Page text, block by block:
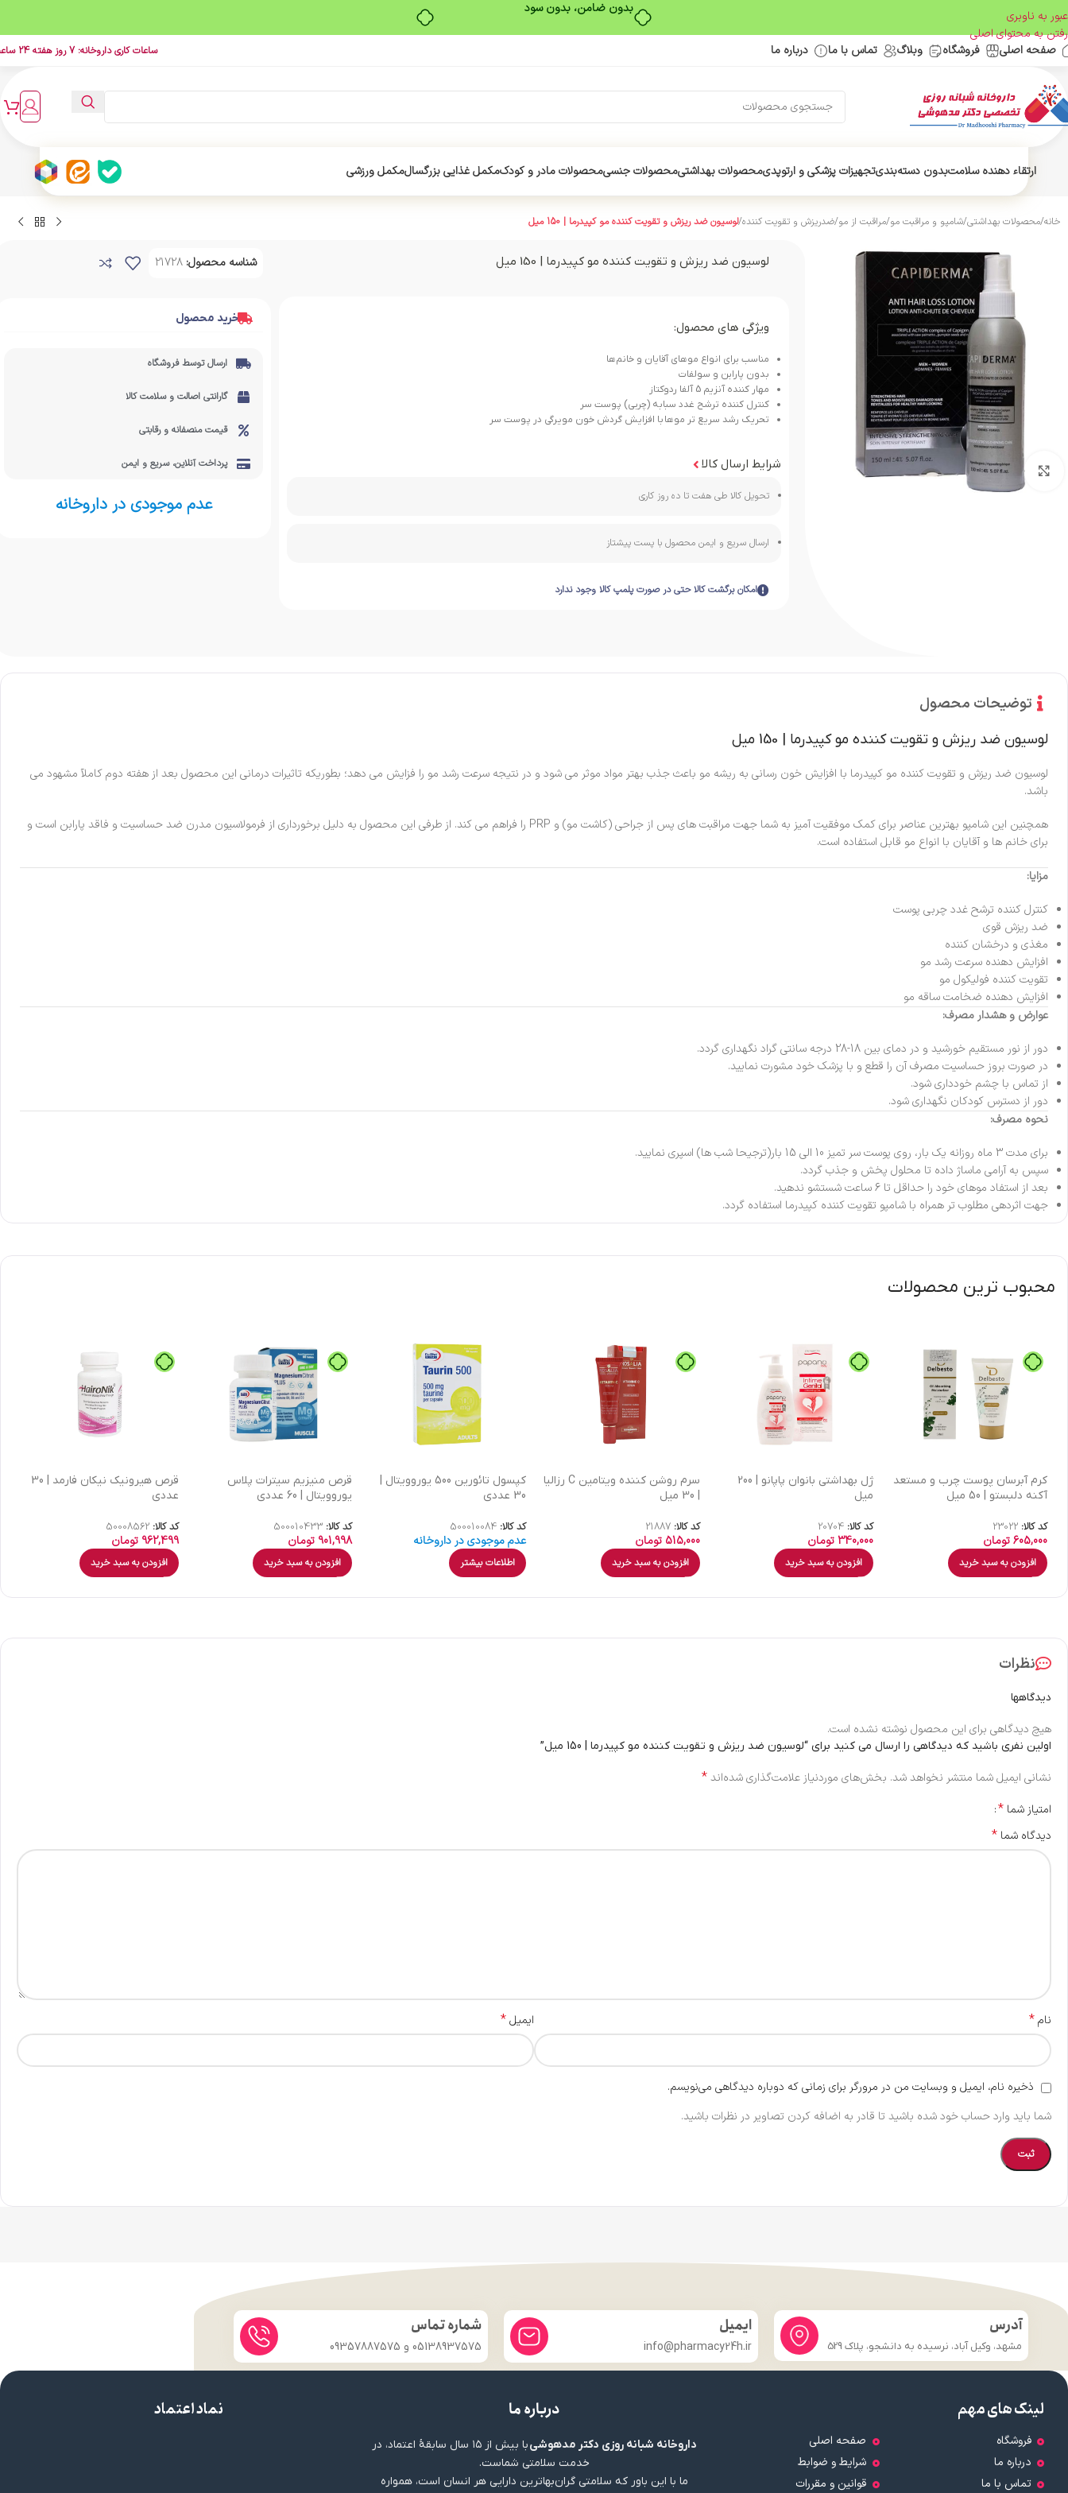
بدون ضامن، بدون سود
عبور به ناوبری
رفتن به محتوای اصلی
صفحه اصلی
فروشگاه وبلاگ تماس با ما درباره ما ساعات کاری داروخانه: 7 روز هفته 24 ساعت
ارتقاء دهنده سلامتبدون دسته‌بندیتجهیزات پزشکی و ارتوپدیمحصولات بهداشتیمحصولات جنسیمحصولات مادر و کودکمکمل غذایی بزرگسالمکمل ورزشی
خانه/محصولات بهداشتی/شامپو و مراقبت مو/مراقبت از مو/ضدریزش و تقویت کننده/لوسیون ضد ریزش و تقویت کننده مو کپیدرما | 150 میل
بزرگنمایی تصویر
لوسیون ضد ریزش و تقویت کننده مو کپیدرما | 150 میل
ویژگی های محصول:
مناسب برای انواع موهای آقایان و خانم‌ها
بدون پارابن و سولفات
مهار کننده آنزیم 5 آلفا ردوکتاز
کنترل کننده ترشح غدد سبابه (چربی) پوست سر
تحریک رشد سریع تر موها با افزایش گردش خون مویرگی در پوست سر
شرایط ارسال کالا
تحویل کالا طی هفت تا ده روز کاری
ارسال سریع و ایمن محصول با پست پیشتاز
امکان برگشت کالا حتی در صورت پلمپ کالا وجود ندارد
شناسه محصول: 21728
خرید محصول
ارسال توسط فروشگاه
گارانتی اصالت و سلامت کالا
قیمت منصفانه و رقابتی
پرداخت آنلاین، سریع و ایمن
عدم موجودی در داروخانه
توضیحات محصول
لوسیون ضد ریزش و تقویت کننده مو کپیدرما | 150 میل
لوسیون ضد ریزش و تقویت کننده مو کپیدرما با افزایش خون رسانی به ریشه مو باعث جذب بهتر مواد موثر می شود و در نتیجه سرعت رشد مو را فزایش می دهد؛ بطوریکه تاثیرات درمانی این محصول بعد از هفته دوم کاملآ مشهود می
باشد.
همچنین این شامپو بهترین عناصر برای کمک موفقیت آمیز به شما جهت مراقبت های پس از جراحی (کاشت مو) و PRP را فراهم می کند. از طرفی این محصول به دلیل برخورداری از فرمولاسیون مدرن ضد حساسیت و فاقد پارابن است و
برای خانم ها و آقایان با انواع مو قابل استفاده است.
مزایا:
کنترل کننده ترشح غدد چربی پوست
ضد ریزش قوی
مغذی و درخشان کننده
افزایش دهنده سرعت رشد مو
تقویت کننده فولیکول مو
افزایش دهنده ضخامت ساقه مو
عوارض و هشدار مصرف:
دور از نور مستقیم خورشید و در دمای بین 18-28 درجه سانتی گراد نگهداری گردد.
در صورت بروز حساسیت مصرف آن را قطع و با پزشک خود مشورت نمایید.
از تماس با چشم خودداری شود.
دور از دسترس کودکان نگهداری شود.
نحوه مصرف:
برای مدت 3 ماه روزانه یک بار، روی پوست سر تمیز 10 الی 15 بار(ترجیحا شب ها) اسپری نمایید.
سپس به آرامی ماساژ داده تا محلول پخش و جذب گردد.
بعد از استفاد موهای خود را حداقل تا 6 ساعت شستشو ندهید.
جهت اثردهی مطلوب تر همراه با شامپو تقویت کننده کپیدرما استفاده گردد.
محبوب ترین محصولات
كرم آبرسان پوست چرب و مستعد
آکنه دلبستو | 50 میل
کد کالا: 23022
605,000تومان
افزودن به سبد خرید
ژل بهداشتی بانوان پاپانو | 200
میل
کد کالا: 20704
340,000 تومان
افزودن به سبد خرید
سرم روشن کننده ویتامین C رزالیا
| 30 میل
کد کالا:21887
515,000 تومان
افزودن به سبد خرید
کپسول تائورین 500 یوروویتال |
30 عددی
کد کالا: 500010084
عدم موجودی در داروخانه
اطلاعات بیشتر
قرص منیزیم سیترات پلاس
یوروویتال | 60 عددی
کد کالا: 500010433
901,998 تومان
افزودن به سبد خرید
قرص هیرونیک نیکان فارمد | 30
عددی
کد کالا:50008562
962,499 تومان
افزودن به سبد خرید
نظرات
دیدگاهها
هیچ دیدگاهی برای این محصول نوشته نشده است.
اولین نفری باشید که دیدگاهی را ارسال می کنید برای “لوسیون ضد ریزش و تقویت کننده مو کپیدرما | 150 میل”
نشانی ایمیل شما منتشر نخواهد شد. بخش‌های موردنیاز علامت‌گذاری شده‌اند*
امتیاز شما *
دیدگاه شما *
نام* ایمیل*
ذخیره نام، ایمیل و وبسایت من در مرورگر برای زمانی که دوباره دیدگاهی می‌نویسم.
شما باید وارد حساب خود شده باشید تا قادر به اضافه کردن تصاویر در نظرات باشید.
آدرس
مشهد، وکیل آباد، نرسیده به دانشجو، پلاک 529
ایمیل
info@pharmacy24h.ir
شماره تماس
05138937575 و 09357887575
لینک های مهم
فروشگاه
درباره ما
تماس با ما
صفحه اصلی
شرایط و ضوابط
قوانین و مقررات
درباره ما
داروخانه شبانه روزی دکتر مدهوشی
با بیش از ۱۵ سال سابقهٔ اعتماد، در
خدمت سلامتی شماست.
ما با این باور که سلامتی گران‌بهاترین دارایی هر انسان است، همواره
نماد اعتماد